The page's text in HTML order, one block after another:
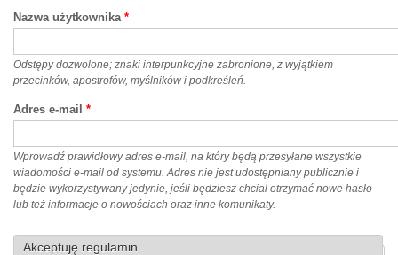
Nazwa użytkownika *
Odstępy dozwolone; znaki interpunkcyjne zabronione, z wyjątkiem
przecinków, apostrofów, myślników i podkreśleń.
Adres e-mail *
Wprowadź prawidłowy adres e-mail, na który będą przesyłane wszystkie
wiadomości e-mail od systemu. Adres nie jest udostępniany publicznie i
będzie wykorzystywany jedynie, jeśli będziesz chciał otrzymać nowe hasło
lub też informacje o nowościach oraz inne komunikaty.
Akceptuję regulamin